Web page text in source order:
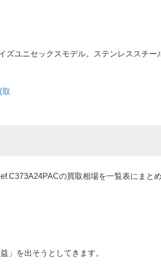
ズユニセックスモデル。ステンレススチー
取
の買取相場を一覧表にまと
」を出そうとしてきます。